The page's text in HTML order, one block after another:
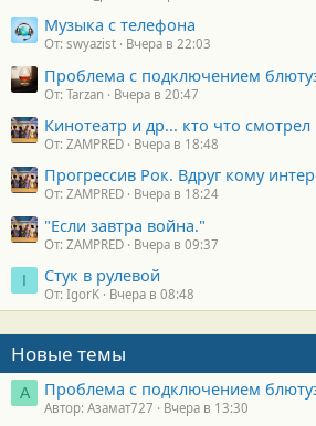
Музыка с телефона
От: swyazist Вчера в 22:03
Проблема с подключением
От: Tarzan Вчера в 20:47
Кинотеатр и др... кто что
От: ZAMPRED Вчера в 18:48
Прогрессив Рок. Вдруг кому
От: ZAMPRED Вчера в 18:24
"Если завтра война."
От: ZAMPRED Вчера в 09:37
I Стук в рулевой
От: IgorK Вчера в 08:48
Новые темы
А Проблема с подключением
Автор: Азамат727 Вчера в 13:30